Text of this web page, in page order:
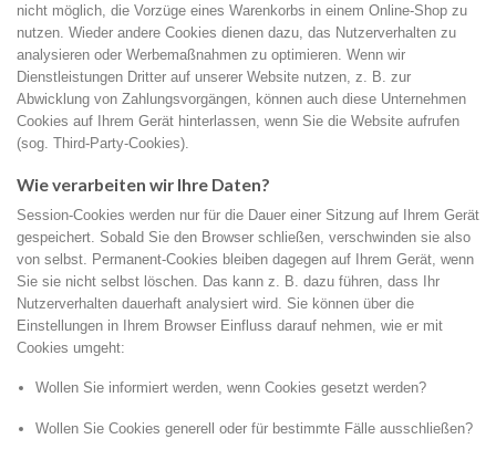
nicht möglich, die Vorzüge eines Warenkorbs in einem Online-Shop zu
nutzen. Wieder andere Cookies dienen dazu, das Nutzerverhalten zu
analysieren oder Werbemaßnahmen zu optimieren. Wenn wir
Dienstleistungen Dritter auf unserer Website nutzen, z. B. zur
Abwicklung von Zahlungsvorgängen, können auch diese Unternehmen
Cookies auf Ihrem Gerät hinterlassen, wenn Sie die Website aufrufen
(sog. Third-Party-Cookies).
Wie verarbeiten wir Ihre Daten?
Session-Cookies werden nur für die Dauer einer Sitzung auf Ihrem Gerät
gespeichert. Sobald Sie den Browser schließen, verschwinden sie also
von selbst. Permanent-Cookies bleiben dagegen auf Ihrem Gerät, wenn
Sie sie nicht selbst löschen. Das kann z. B. dazu führen, dass Ihr
Nutzerverhalten dauerhaft analysiert wird. Sie können über die
Einstellungen in Ihrem Browser Einfluss darauf nehmen, wie er mit
Cookies umgeht:
Wollen Sie informiert werden, wenn Cookies gesetzt werden?
Wollen Sie Cookies generell oder für bestimmte Fälle ausschließen?